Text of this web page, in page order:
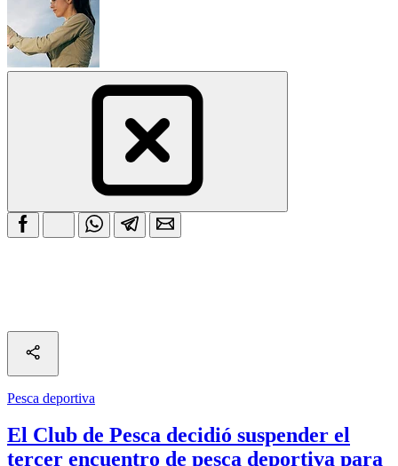
Pesca deportiva
El Club de Pesca decidió suspender el
tercer encuentro de pesca deportiva para